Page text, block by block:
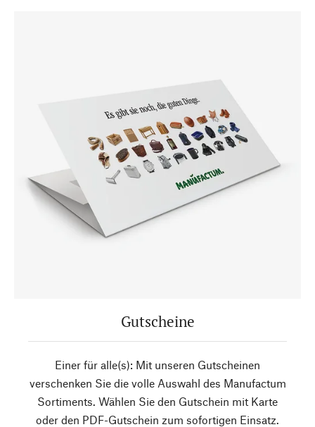
Gutscheine
Einer für alle(s): Mit unseren Gutscheinen
verschenken Sie die volle Auswahl des Manufactum
Sortiments. Wählen Sie den Gutschein mit Karte
oder den PDF-Gutschein zum sofortigen Einsatz.